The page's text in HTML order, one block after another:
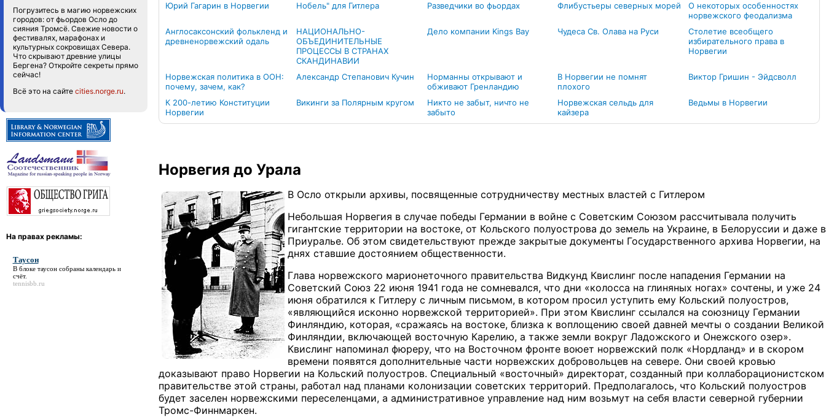
Погрузитесь в магию норвежских
городов: от фьордов Осло до
сияния Тромсё. Свежие новости о
фестивалях, марафонах и
культурных сокровищах Севера.
Что скрывают древние улицы
Бергена? Откройте секреты прямо
сейчас!
Всё это на сайте cities.norge.ru.
На правах рекламы:
Таусон
В блоке таусонсобраны календарь и
счёт.
tennisbb.ru
Юрий Гагарин в Норвегии Нобель" для Гитлера Разведчики во фьордах Флибустьеры северных морей
О некоторых особенностях
норвежского феодализма
Англосаксонский фолькленд и
древненорвежский одаль
НАЦИОНАЛЬНО-
ОБЪЕДИНИТЕЛЬНЫЕ
ПРОЦЕССЫ В СТРАНАХ
СКАНДИНАВИИ
Дело компании Kings Bay Чудеса Св. Олава на Руси
Столетие всеобщего
избирательного права в
Норвегии
Норвежская политика в ООН:
почему, зачем, как?
Александр Степанович Кучин
Норманны открывают и
обживают Гренландию
В Норвегии не помнят
плохого
Виктор Гришин - Эйдсволл
К 200-летию Конституции
Норвегии
Викинги за Полярным кругом
Никто не забыт, ничто не
забыто
Норвежская сельдь для
кайзера
Ведьмы в Норвегии
Норвегия до Урала
В Осло открыли архивы, посвященные сотрудничеству местных властей с Гитлером
Небольшая Норвегия в случае победы Германии в войне с Советским Союзом рассчитывала получить
гигантские территории на востоке, от Кольского полуострова до земель на Украине, в Белоруссии и даже в
Приуралье. Об этом свидетельствуют прежде закрытые документы Государственного архива Норвегии, на
днях ставшие достоянием общественности.
Глава норвежского марионеточного правительства Видкунд Квислинг после нападения Германии на
Советский Союз 22 июня 1941 года не сомневался, что дни «колосса на глиняных ногах» сочтены, и уже 24
июня обратился к Гитлеру с личным письмом, в котором просил уступить ему Кольский полуостров,
«являющийся исконно норвежской территорией». При этом Квислинг ссылался на союзницу Германии
Финляндию, которая, «сражаясь на востоке, близка к воплощению своей давней мечты о создании Великой
Финляндии, включающей восточную Карелию, а также земли вокруг Ладожского и Онежского озер».
Квислинг напоминал фюреру, что на Восточном фронте воюет норвежский полк «Нордланд» и в скором
времени появятся дополнительные части норвежских добровольцев на севере. Они своей кровью
доказывают право Норвегии на Кольский полуостров. Специальный «восточный» директорат, созданный при коллаборационистском
правительстве этой страны, работал над планами колонизации советских территорий. Предполагалось, что Кольский полуостров
будет заселен норвежскими переселенцами, а административное управление над ним возьмут на себя власти северной губернии
Тромс-Финнмаркен.